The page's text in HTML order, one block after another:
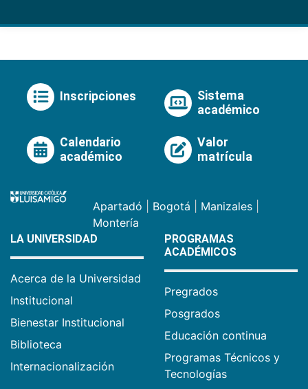
Inscripciones
Sistema
académico
Calendario
académico
Valor
matrícula
Apartadó Bogotá Manizales
Montería
LA UNIVERSIDAD
Acerca de la Universidad
Institucional
Bienestar Institucional
Biblioteca
Internacionalización
PROGRAMAS
ACADÉMICOS
Pregrados
Posgrados
Educación continua
Programas Técnicos y
Tecnologías